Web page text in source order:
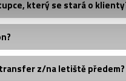
který se stará o
z/na letiště předem?